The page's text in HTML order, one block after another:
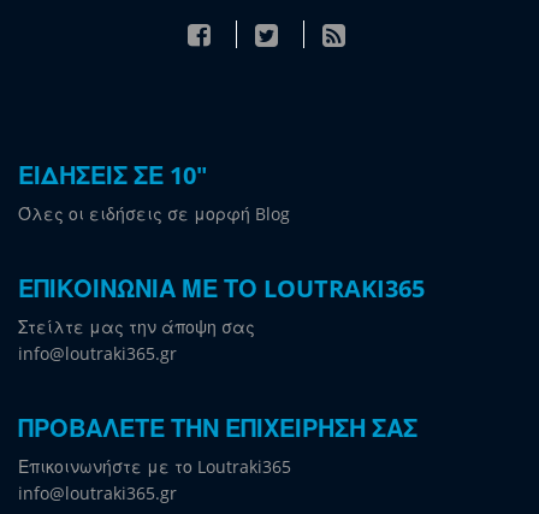
ΕΙΔΗΣΕΙΣ ΣΕ 10"
Όλες οι ειδήσεις σε μορφή Blog
ΕΠΙΚΟΙΝΩΝΙΑ ΜΕ ΤΟ LOUTRAKI365
Στείλτε μας την άποψη σας
info@loutraki365.gr
ΠΡΟΒΑΛΕΤΕ ΤΗΝ ΕΠΙΧΕΙΡΗΣΗ ΣΑΣ
Επικοινωνήστε με το Loutraki365
info@loutraki365.gr